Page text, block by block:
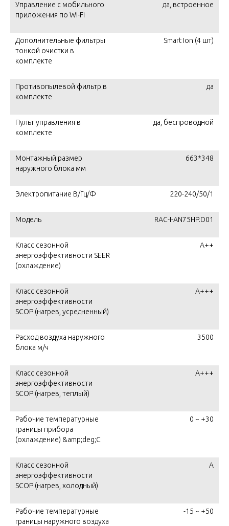
Управление c мобильного
приложения по Wi-Fi
да, встроенное
Дополнительные фильтры
тонкой очистки в
комплекте
Smart Ion (4 шт)
Противопылевой фильтр в
комплекте
да
Пульт управления в
комплекте
да, беспроводной
Монтажный размер
наружного блока мм
663*348
Электропитание В/Гц/Ф 220-240/50/1
Модель RAC-I-AN75HP.D01
Класс сезонной
энергоэффективности SEER
(охлаждение)
А++
Класс сезонной
энергоэффективности
SCOP (нагрев, усредненный)
А+++
Расход воздуха наружного
блока м/ч
3500
Класс сезонной
энергоэффективности
SCOP (нагрев, теплый)
A+++
Рабочие температурные
границы прибора
(охлаждение) &amp;deg;C
0 ~ +30
Класс сезонной
энергоэффективности
SCOP (нагрев, холодный)
A
Рабочие температурные
границы наружного воздуха
-15 ~ +50